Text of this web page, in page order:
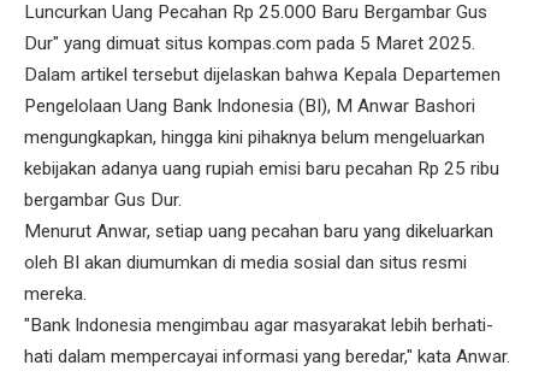
Luncurkan Uang Pecahan Rp 25.000 Baru Bergambar Gus
Dur" yang dimuat situs kompas.com pada 5 Maret 2025.
Dalam artikel tersebut dijelaskan bahwa Kepala Departemen
Pengelolaan Uang Bank Indonesia (BI), M Anwar Bashori
mengungkapkan, hingga kini pihaknya belum mengeluarkan
kebijakan adanya uang rupiah emisi baru pecahan Rp 25 ribu
bergambar Gus Dur.
Menurut Anwar, setiap uang pecahan baru yang dikeluarkan
oleh BI akan diumumkan di media sosial dan situs resmi
mereka.
"Bank Indonesia mengimbau agar masyarakat lebih berhati-
hati dalam mempercayai informasi yang beredar," kata Anwar.